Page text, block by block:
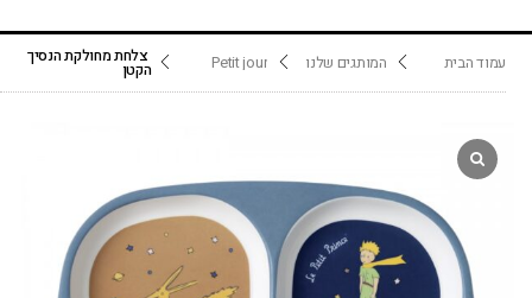
עמוד הבית המותגים שלנו Petit jour צלחת מחולקת הנסיך
הקטן